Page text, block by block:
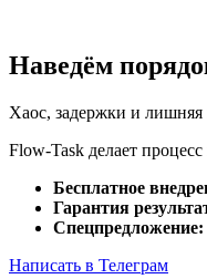
Наведём
Хаос, задержки и
Flow-Task делает
Бесплатное
Гарантия
Спецпредложение:
Написать в Телеграм